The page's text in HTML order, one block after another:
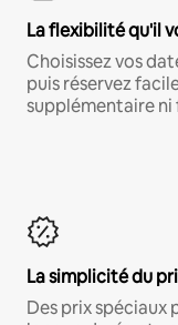
La flexibilité qu'il
Choisissez vos
puis réservez
supplémentaire
La simplicité du
Des prix spéciaux